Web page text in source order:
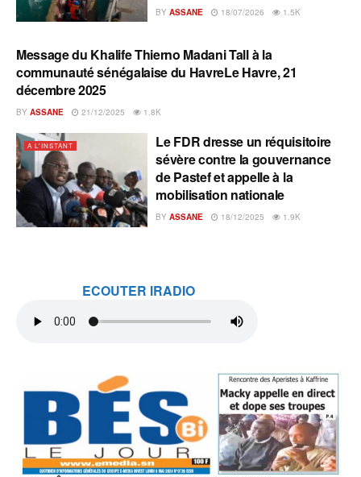
BY ASSANE 18/07/2026 1.5K
A L'INSTANT
Message du Khalife Thierno Madani Tall à la
communauté sénégalaise du HavreLe Havre, 21
décembre 2025
BY ASSANE 21/12/2025 1.8K
A L'INSTANT
Le FDR dresse un réquisitoire
sévère contre la gouvernance
de Pastef et appelle à la
mobilisation nationale
BY ASSANE 18/12/2025 1.9K
ECOUTER IRADIO